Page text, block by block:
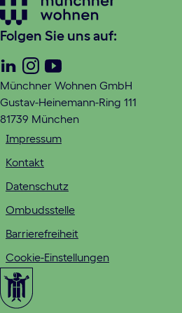
Folgen Sie uns auf:
Linkedin
Instagram
Youtube
Münchner Wohnen GmbH
Gustav-Heinemann-Ring 111
81739 München
Impressum
Kontakt
Datenschutz
Ombudsstelle
Barrierefreiheit
Cookie-Einstellungen